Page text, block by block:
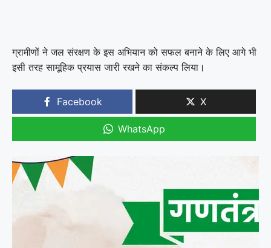
ग्रामीणों ने जल संरक्षण के इस अभियान को सफल बनाने के लिए आगे भी
इसी तरह सामूहिक प्रयास जारी रखने का संकल्प लिया।
Facebook X
WhatsApp